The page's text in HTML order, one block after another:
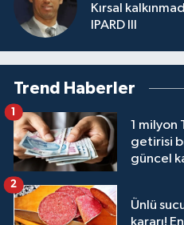
Kırsal
IPARD III
Trend Haberler
1 milyon
getirisi
güncel
1
Ünlü
2